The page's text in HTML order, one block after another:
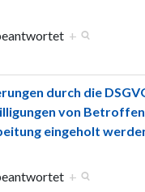
+
durch die
von
eingeholt
+